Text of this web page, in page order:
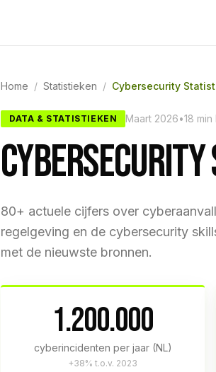
Home / Statistieken / Cybersecurity
DATA & STATISTIEKEN Maart 2026•18
80+ actuele cijfers over
regelgeving en de cybersecurity
met de nieuwste bronnen.
1.200.000
cyberincidenten per jaar (NL)
+38% t.o.v. 2023